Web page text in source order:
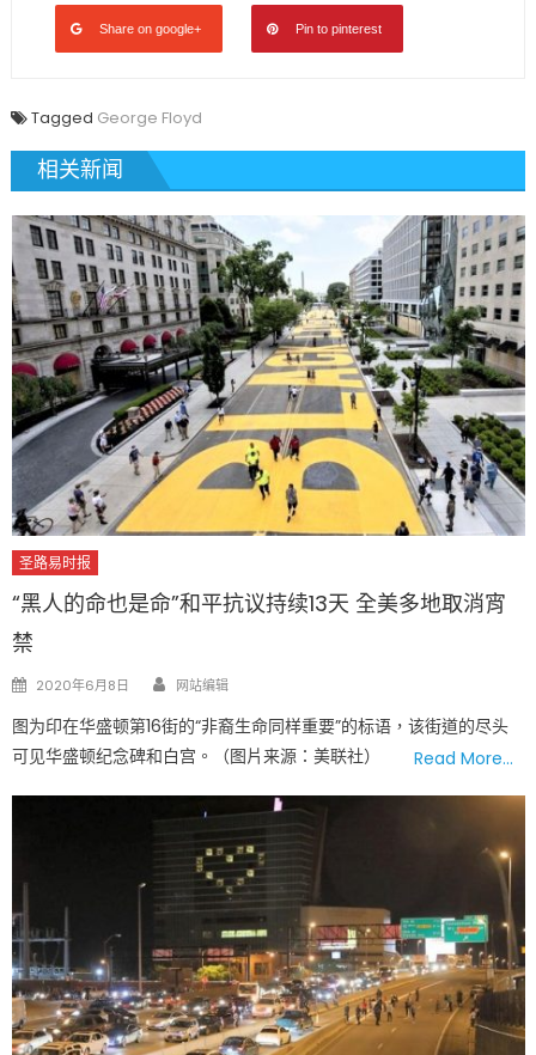
Share on google+ Pin to pinterest
Tagged George Floyd
相关新闻
圣路易时报
“黑人的命也是命”和平抗议持续13天 全美多地取消宵
禁
Posted
2020年6月8日 Author
网站编辑
图为印在华盛顿第16街的“非裔生命同样重要”的标语，该街道的尽头
可见华盛顿纪念碑和白宫。（图片来源：美联社）
Read More…